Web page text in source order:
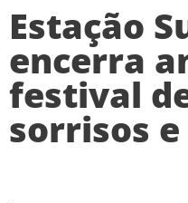
Estação
encerra
festival
sorrisos